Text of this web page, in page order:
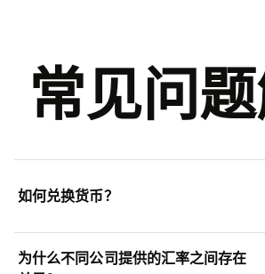
常见问
如何兑换货币？
为什么不同公司提供的汇率之间存在